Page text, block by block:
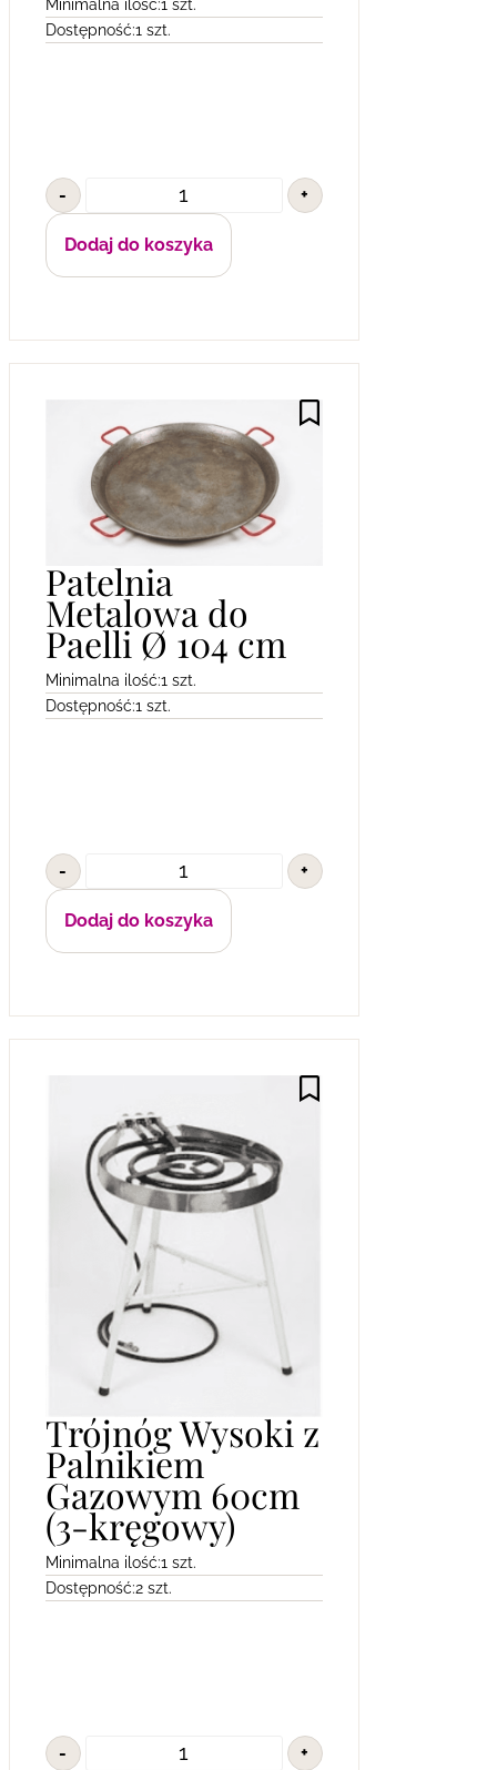
Minimalna ilość:1 szt.
Dostępność:1 szt.
- +
Dodaj do koszyka
Patelnia
Metalowa do
Paelli Ø 104 cm
Minimalna ilość:1 szt.
Dostępność:1 szt.
- +
Dodaj do koszyka
Trójnóg Wysoki z
Palnikiem
Gazowym 60cm
(3-kręgowy)
Minimalna ilość:1 szt.
Dostępność:2 szt.
- +